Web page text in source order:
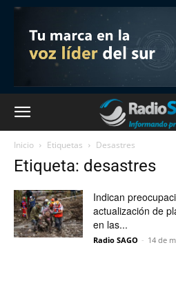
Inicio Etiquetas Desastres
Etiqueta: desastres
Indican
actualización de
en las...
Radio SAGO - 14 de